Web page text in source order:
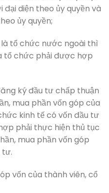
diện theo ủy quyền và
ủy quyền;
tổ chức nước ngoài thì
tổ chức phải được hợp
ký đầu tư chấp thuận
mua phần vốn góp của
kinh tế có vốn đầu tư
phải thực hiện thủ tục
mua phần vốn góp
tư.
vốn của thành viên, cổ